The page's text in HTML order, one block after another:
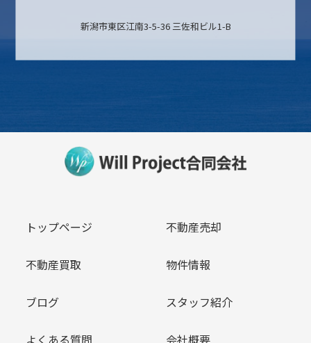
新潟市東区江南3-5-36 三佐和ビル1-B
トップページ 不動産売却
不動産買取 物件情報
ブログ スタッフ紹介
よくある質問 会社概要